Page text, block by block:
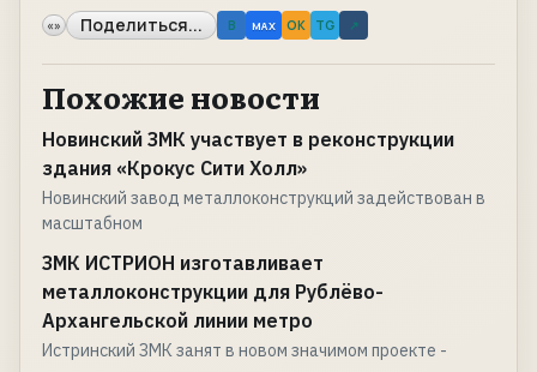
«» Поделиться... B MAX OK TG ↗
Похожие новости
Новинский ЗМК участвует в реконструкции
здания «Крокус Сити Холл»
Новинский завод металлоконструкций задействован в
масштабном
ЗМК ИСТРИОН изготавливает
металлоконструкции для Рублёво-
Архангельской линии метро
Истринский ЗМК занят в новом значимом проекте -